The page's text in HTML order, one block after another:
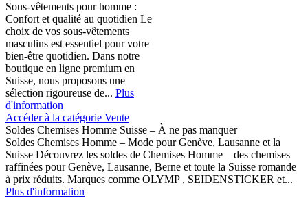
Sous-vêtements pour homme :
Confort et qualité au quotidien Le
choix de vos sous-vêtements
masculins est essentiel pour votre
bien-être quotidien. Dans notre
boutique en ligne premium en
Suisse, nous proposons une
sélection rigoureuse de... Plus
d'information
Accéder à la catégorie Vente
Soldes Chemises Homme Suisse – À ne pas manquer
Soldes Chemises Homme – Mode pour Genève, Lausanne et la
Suisse Découvrez les soldes de Chemises Homme – des chemises
raffinées pour Genève, Lausanne, Berne et toute la Suisse romande
à prix réduits. Marques comme OLYMP , SEIDENSTICKER et...
Plus d'information